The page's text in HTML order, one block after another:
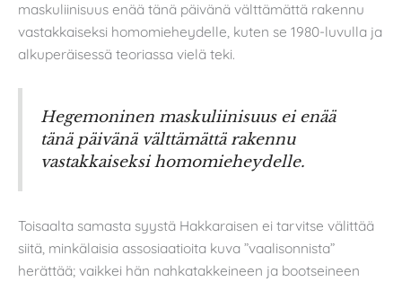
maskuliinisuus enää tänä päivänä välttämättä rakennu
vastakkaiseksi homomieheydelle, kuten se 1980-luvulla ja
alkuperäisessä teoriassa vielä teki.
Hegemoninen maskuliinisuus ei enää
tänä päivänä välttämättä rakennu
vastakkaiseksi homomieheydelle.
Toisaalta samasta syystä Hakkaraisen ei tarvitse välittää
siitä, minkälaisia assosiaatioita kuva ”vaalisonnista”
herättää; vaikkei hän nahkatakkeineen ja bootseineen